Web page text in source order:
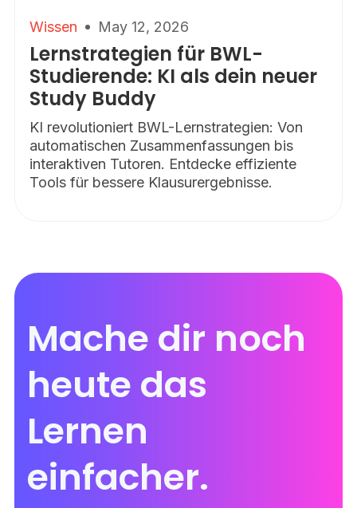
Wissen May 12, 2026
Lernstrategien für BWL-
Studierende: KI als dein neuer
Study Buddy
KI revolutioniert BWL-Lernstrategien: Von
automatischen Zusammenfassungen bis
interaktiven Tutoren. Entdecke effiziente
Tools für bessere Klausurergebnisse.
Mache dir noch
heute das
Lernen
einfacher.